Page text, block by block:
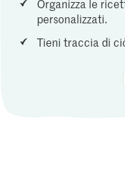
Organizza le
personalizzati.
Tieni traccia di